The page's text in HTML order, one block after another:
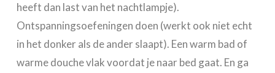
heeft dan last van het nachtlampje).
Ontspanningsoefeningen doen (werkt ook niet echt
in het donker als de ander slaapt). Een warm bad of
warme douche vlak voordat je naar bed gaat. En ga